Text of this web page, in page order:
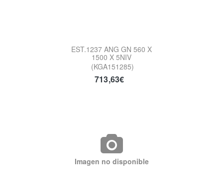
EST.1237 ANG GN 560 X
1500 X 5NIV
(KGA151285)
713,63€
Imagen no disponible